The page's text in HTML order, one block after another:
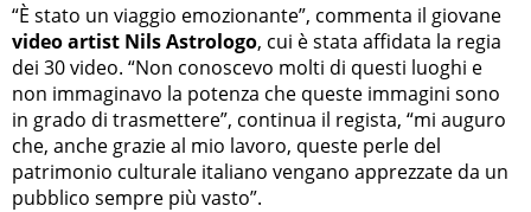
“È stato un viaggio emozionante”, commenta il giovane
video artist Nils Astrologo, cui è stata affidata la regia
dei 30 video. “Non conoscevo molti di questi luoghi e
non immaginavo la potenza che queste immagini sono
in grado di trasmettere”, continua il regista, “mi auguro
che, anche grazie al mio lavoro, queste perle del
patrimonio culturale italiano vengano apprezzate da un
pubblico sempre più vasto”.